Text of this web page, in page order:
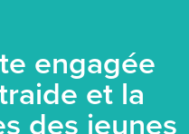
engagée
et la
des jeunes